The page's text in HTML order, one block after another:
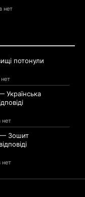
нет
потонули
нет
— Зошит
нет